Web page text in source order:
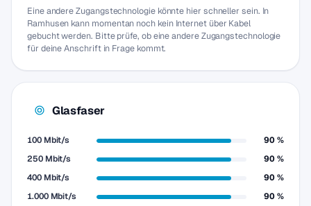
Eine andere Zugangstechnologie könnte hier schneller sein. In
Ramhusen kann momentan noch kein Internet über Kabel
gebucht werden. Bitte prüfe, ob eine andere Zugangstechnologie
für deine Anschrift in Frage kommt.
Glasfaser
100 Mbit/s
90 %
250 Mbit/s
90 %
400 Mbit/s
90 %
1.000 Mbit/s
90 %